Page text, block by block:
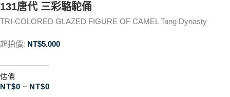
131唐代 三彩駱駝俑
TRI-COLORED GLAZED FIGURE OF CAMEL Tang Dynasty
起拍價: NT$5.000
估價
NT$0 ~ NT$0